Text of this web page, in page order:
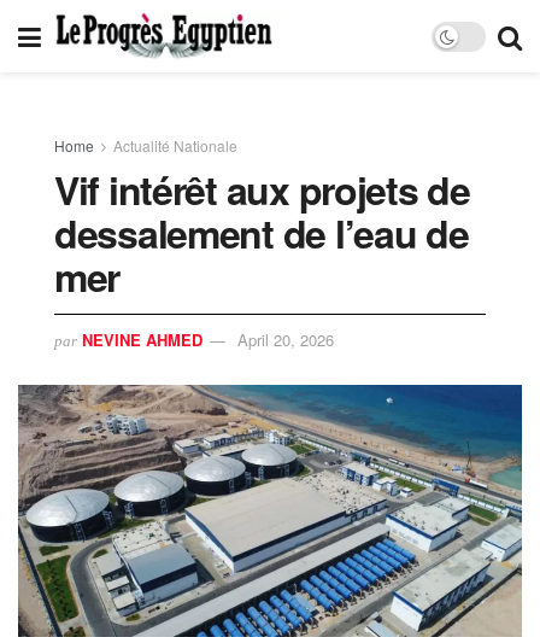
Home Actualité Nationale
Vif intérêt aux projets de
dessalement de l’eau de
mer
par NEVINE AHMED April 20, 2026